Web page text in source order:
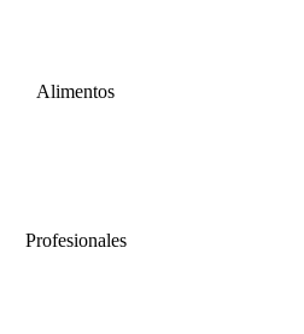
Alimentos
Profesionales